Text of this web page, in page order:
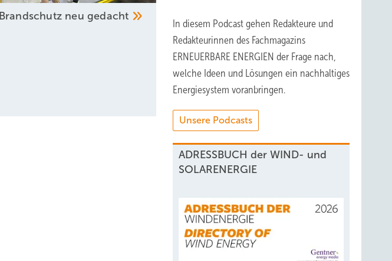
Brandschutz neugedacht
In diesem Podcast gehen Redakteure und
Redakteurinnen des Fachmagazins
ERNEUERBARE ENERGIEN der Frage nach,
welche Ideen und Lösungen ein nachhaltiges
Energiesystem voranbringen.
Unsere Podcasts
ADRESSBUCH der WIND- und
SOLARENERGIE